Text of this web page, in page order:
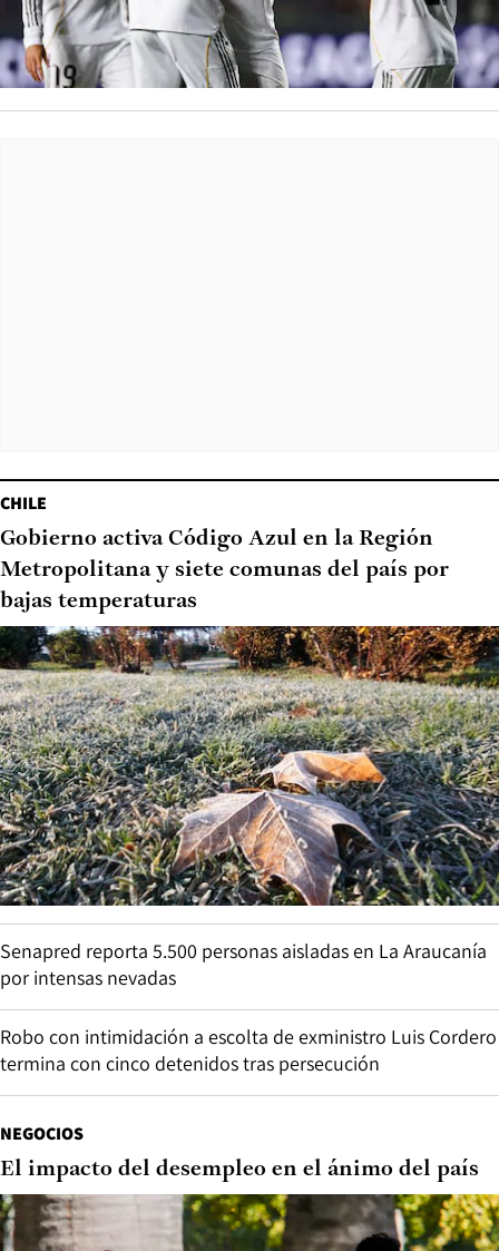
CHILE
Gobierno activa Código Azul en la Región
Metropolitana y siete comunas del país por
bajas temperaturas
Senapred reporta 5.500 personas aisladas en La Araucanía
por intensas nevadas
Robo con intimidación a escolta de exministro Luis Cordero
termina con cinco detenidos tras persecución
NEGOCIOS
El impacto del desempleo en el ánimo del país